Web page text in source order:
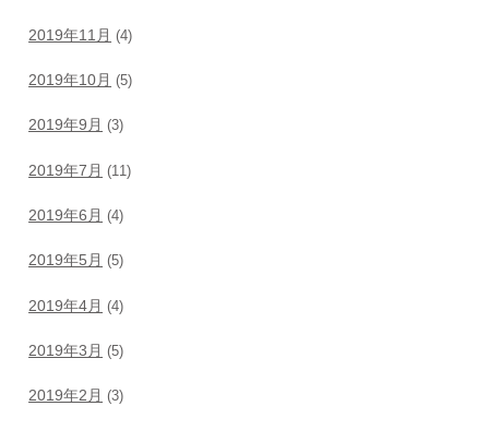
2019年11月 (4)
2019年10月 (5)
2019年9月 (3)
2019年7月 (11)
2019年6月 (4)
2019年5月 (5)
2019年4月 (4)
2019年3月 (5)
2019年2月 (3)